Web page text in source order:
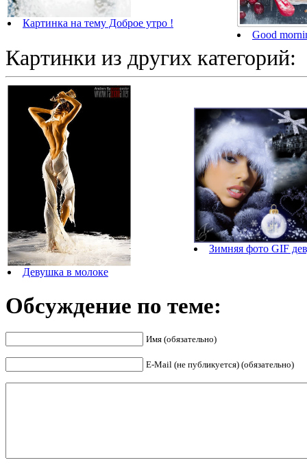
Картинка на тему Доброе утро !
Good
Картинки из других категорий:
Девушка в молоке
Зимняя фото GIF
Обсуждение по теме:
Имя (обязательно)
E-Mail (не публикуется) (обязательно)